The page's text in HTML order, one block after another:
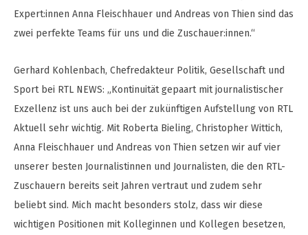
Expert:innen Anna Fleischhauer und Andreas von Thien sind das
zwei perfekte Teams für uns und die Zuschauer:innen.“
Gerhard Kohlenbach, Chefredakteur Politik, Gesellschaft und
Sport bei RTL NEWS: „Kontinuität gepaart mit journalistischer
Exzellenz ist uns auch bei der zukünftigen Aufstellung von RTL
Aktuell sehr wichtig. Mit Roberta Bieling, Christopher Wittich,
Anna Fleischhauer und Andreas von Thien setzen wir auf vier
unserer besten Journalistinnen und Journalisten, die den RTL-
Zuschauern bereits seit Jahren vertraut und zudem sehr
beliebt sind. Mich macht besonders stolz, dass wir diese
wichtigen Positionen mit Kolleginnen und Kollegen besetzen,